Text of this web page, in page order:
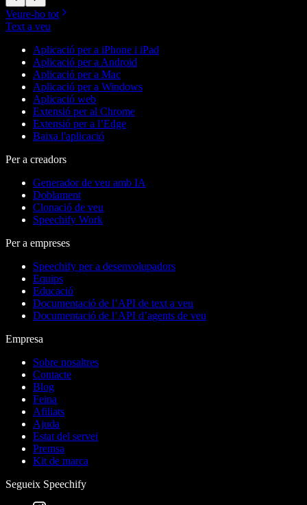
Veure-ho tot
Text a veu
Aplicació per a iPhone i iPad
Aplicació per a Android
Aplicació per a Mac
Aplicació per a Windows
Aplicació web
Extensió per al Chrome
Extensió per a l’Edge
Baixa l'aplicació
Per a creadors
Generador de veu amb IA
Doblament
Clonació de veu
Speechify Work
Per a empreses
Speechify per a desenvolupadors
Equips
Educació
Documentació de l’API de text a veu
Documentació de l’API d’agents de veu
Empresa
Sobre nosaltres
Contacte
Blog
Feina
Afiliats
Ajuda
Estat del servei
Premsa
Kit de marca
Segueix Speechify